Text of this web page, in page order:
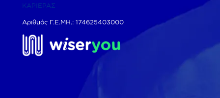
ΚΑΡΙΕΡΑΣ
Αριθμός Γ.Ε.ΜΗ.: 174625403000